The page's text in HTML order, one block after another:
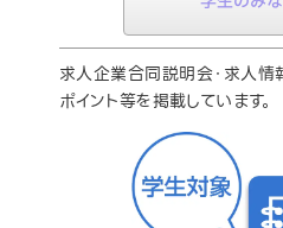
求人企業合同説明会・求人情
ポイント等を掲載しています。